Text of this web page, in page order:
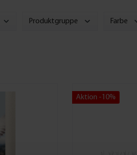
Produktgruppe Farbe
Aktion -10%